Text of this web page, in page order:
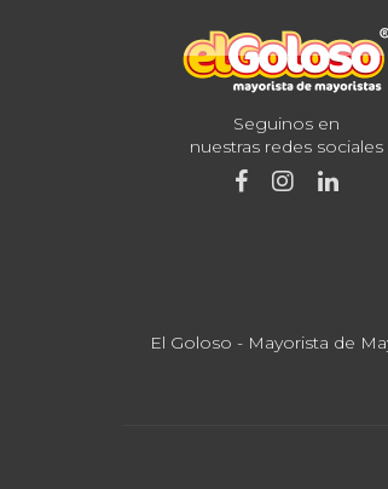
Seguinos en
nuestras redes sociales
El Goloso - Mayorista de